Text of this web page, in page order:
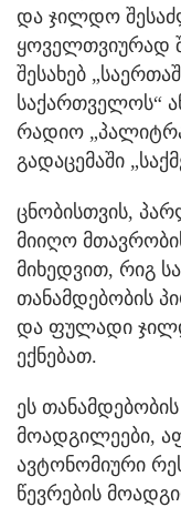
და ჯილდო
ყოველთვიურად
შესახებ
საქართველოს“
რადიო
გადაცემაში
ცნობისთვის,
მიიღო
მიხედვით, რიგ
თანამდებობის
და ფულადი
ექნებათ.
ეს
მოადგილეები,
ავტონომიური
წევრების